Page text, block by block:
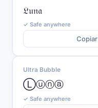
𝔏𝔲𝔫𝔞
✓ Safe anywhere
Copiar
Ultra Bubble
Ⓛⓤⓝⓐ
✓ Safe anywhere